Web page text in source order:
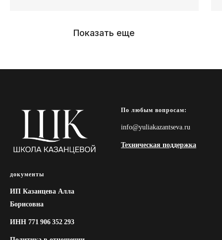
Показать еще
По любым вопросам:
info@yuliakazantseva.ru
Техническая поддержка
документы
ИП Казанцева Алла
Борисовна
ИНН 771 906 352 293